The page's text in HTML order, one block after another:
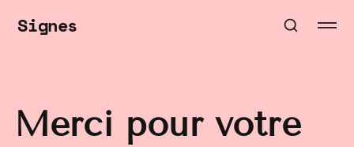
Signes
Merci pour votre